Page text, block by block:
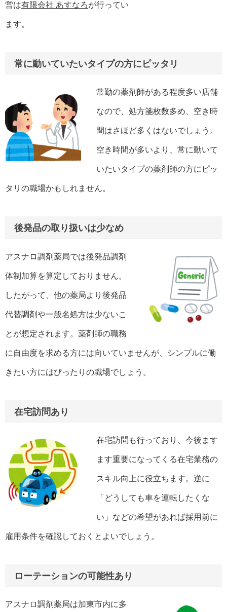
営は有限会社 あすなろが行ってい
ます。
常に動いていたいタイプの方にピッタリ
常勤の薬剤師がある程度多い店舗
なので、処方箋枚数多め、空き時
間はさほど多くはないでしょう。
空き時間が多いより、常に動いて
いたいタイプの薬剤師の方にピッ
タリの職場かもしれません。
後発品の取り扱いは少なめ
アスナロ調剤薬局では後発品調剤
体制加算を算定しておりません。
したがって、他の薬局より後発品
代替調剤や一般名処方は少ないこ
とが想定されます。薬剤師の職務
に自由度を求める方には向いていませんが、シンプルに働
きたい方にはぴったりの職場でしょう。
在宅訪問あり
在宅訪問も行っており、今後ます
ます重要になってくる在宅業務の
スキル向上に役立ちます。逆に
「どうしても車を運転したくな
い」などの希望があれば採用前に
雇用条件を確認しておくとよいでしょう。
ローテーションの可能性あり
アスナロ調剤薬局は加東市内に多